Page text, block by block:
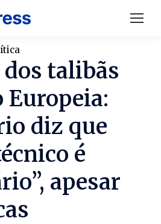
talibãs
Europeia:
diz que
é
apesar